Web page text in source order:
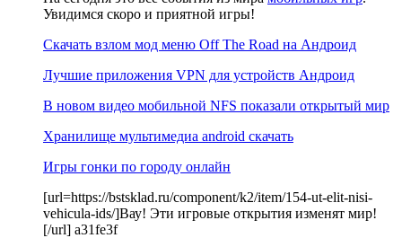
Увидимся скоро и приятной игры!
Скачать взлом мод меню Off The Road на Андроид
Лучшие приложения VPN для устройств Андроид
В новом видео мобильной NFS показали открытый мир
Хранилище мультимедиа android скачать
Игры гонки по городу онлайн
[url=https://bstsklad.ru/component/k2/item/154-ut-elit-nisi-
vehicula-ids/]Вау! Эти игровые открытия изменят мир!
[/url] a31fe3f